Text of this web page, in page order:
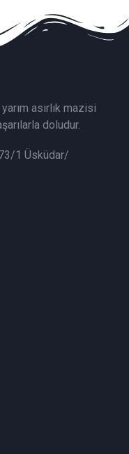
yarım asırlık mazisi
doludur.
73/1 Üsküdar/